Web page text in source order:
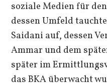
soziale Medien für
dessen Umfeld
Saidani auf, dessen
Ammar und dem
später im
das BKA überwacht